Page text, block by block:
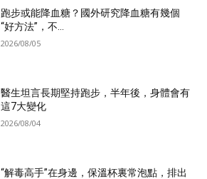
跑步或能降血糖？國外研究降血糖有幾個
“好方法”，不...
2026/08/05
醫生坦言長期堅持跑步，半年後，身體會有
這7大變化
2026/08/04
“解毒高手”在身邊，保溫杯裏常泡點，排出